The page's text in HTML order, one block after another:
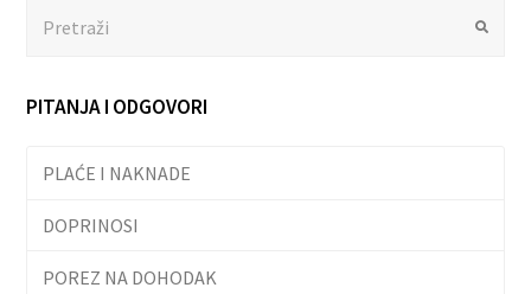
Submit
PITANJA I ODGOVORI
PLAĆE I NAKNADE
DOPRINOSI
POREZ NA DOHODAK